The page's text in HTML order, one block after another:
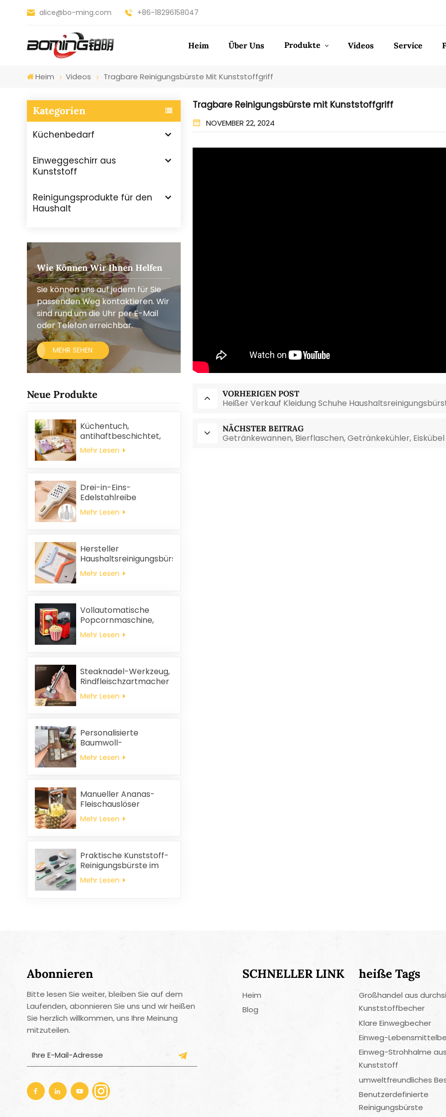
alice@bo-ming.com +86-18296158047
Heim Über Uns Produkte Videos Service
Heim Videos Tragbare Reinigungsbürste Mit Kunststoffgriff
Kategorien
Küchenbedarf
Einweggeschirr aus
Kunststoff
Reinigungsprodukte für den
Haushalt
Wie Können Wir Ihnen Helfen
Sie können uns auf jedem für Sie
passenden Weg kontaktieren. Wir
sind rund um die Uhr per E-Mail
oder Telefon erreichbar.
MEHR SEHEN
Neue Produkte
Küchentuch,
antihaftbeschichtet,
ölabweisend, leicht zu
reinigen, dick, bedruckt,
wiederverwendbar,
umweltfreundlich
Mehr Lesen
Drei-in-Eins-
Edelstahlreibe
Mehr Lesen
Hersteller
Haushaltsreinigungsbürste
aus Kunststoff Kleidung
statische
Mehr Lesen
Vollautomatische
Popcornmaschine,
tragbare
Popcornmaschine für
Mehr Lesen
Steaknadel-Werkzeug,
Rindfleischzartmacher
Mehr Lesen
Personalisierte
Baumwoll-
Hochzeitsgeschenke
und
Servietten und
Putzlappen-
Mehr Lesen
Manueller Ananas-
Fleischauslöser
Mehr Lesen
Praktische Kunststoff-
Reinigungsbürste im
Großhandel
Mehr Lesen
Tragbare Reinigungsbürste mit Kunststoffgriff
NOVEMBER 22, 2024
VORHERIGEN POST
Heißer Verkauf Kleidung Schuhe
NÄCHSTER BEITRAG
Getränkewannen, Bierflaschen, Getränkekühler,
Abonnieren
Bitte lesen Sie weiter, bleiben Sie auf dem
Laufenden, abonnieren Sie uns und wir heißen
Sie herzlich willkommen, uns Ihre Meinung
mitzuteilen.
SCHNELLER LINK
Heim
Blog
heiße Tags
Großhandel aus
Kunststoffbecher
Klare Einwegbecher
Einweg-
Einweg-Strohhalme aus
Kunststoff
umweltfreundliches
Benutzerdefinierte
Reinigungsbürste